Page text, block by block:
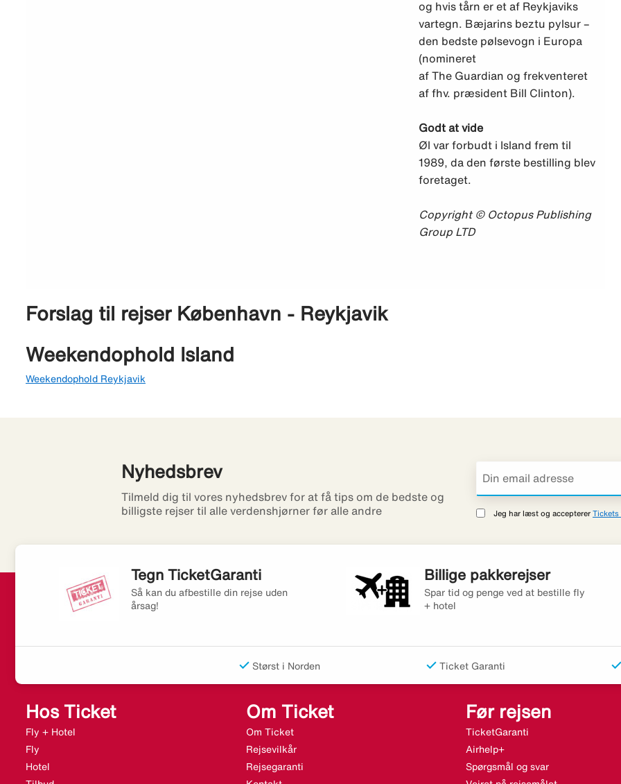
og hvis tårn er et af Reykjaviks
vartegn. Bæjarins beztu pylsur –
den bedste pølsevogn i Europa
(nomineret
af The Guardian og frekventeret
af fhv. præsident Bill Clinton).
Godt at vide
Øl var forbudt i Island frem til
1989, da den første bestilling blev
foretaget.
Copyright © Octopus Publishing
Group LTD
Forslag til rejser København - Reykjavik
Weekendophold Island
Weekendophold Reykjavik
Nyhedsbrev
Tilmeld dig til vores nyhedsbrev for at få tips om de bedste og
billigste rejser til alle verdenshjørner før alle andre
Jeg har læst og accepterer Tickets
Tegn TicketGaranti
Så kan du afbestille din rejse uden
årsag!
Billige pakkerejser
Spar tid og penge ved at bestille fly
+ hotel
Størst i Norden Ticket Garanti
Hos Ticket
Fly + Hotel
Fly
Hotel
Om Ticket
Om Ticket
Rejsevilkår
Rejsegaranti
Før rejsen
TicketGaranti
Airhelp+
Spørgsmål og svar